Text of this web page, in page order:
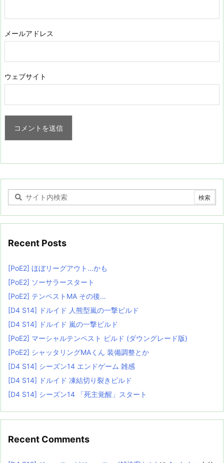
メールアドレス
ウェブサイト
Recent Posts
[PoE2] ほぼリーグアウト…かも
[PoE2] ソーサラースタート
[PoE2] テンペストMA その後…
[D4 S14] ドルイド 人熊型嵐の一撃ビルド
[D4 S14] ドルイド 嵐の一撃ビルド
[PoE2] マーシャルテンペスト ビルド (ダウングレード版)
[PoE2] シャッタリングMAくん 装備調整とか
[D4 S14] シーズン14 エンドゲーム 雑感
[D4 S14] ドルイド 凍結切り裂きビルド
[D4 S14] シーズン14 「死主覚醒」スタート
Recent Comments